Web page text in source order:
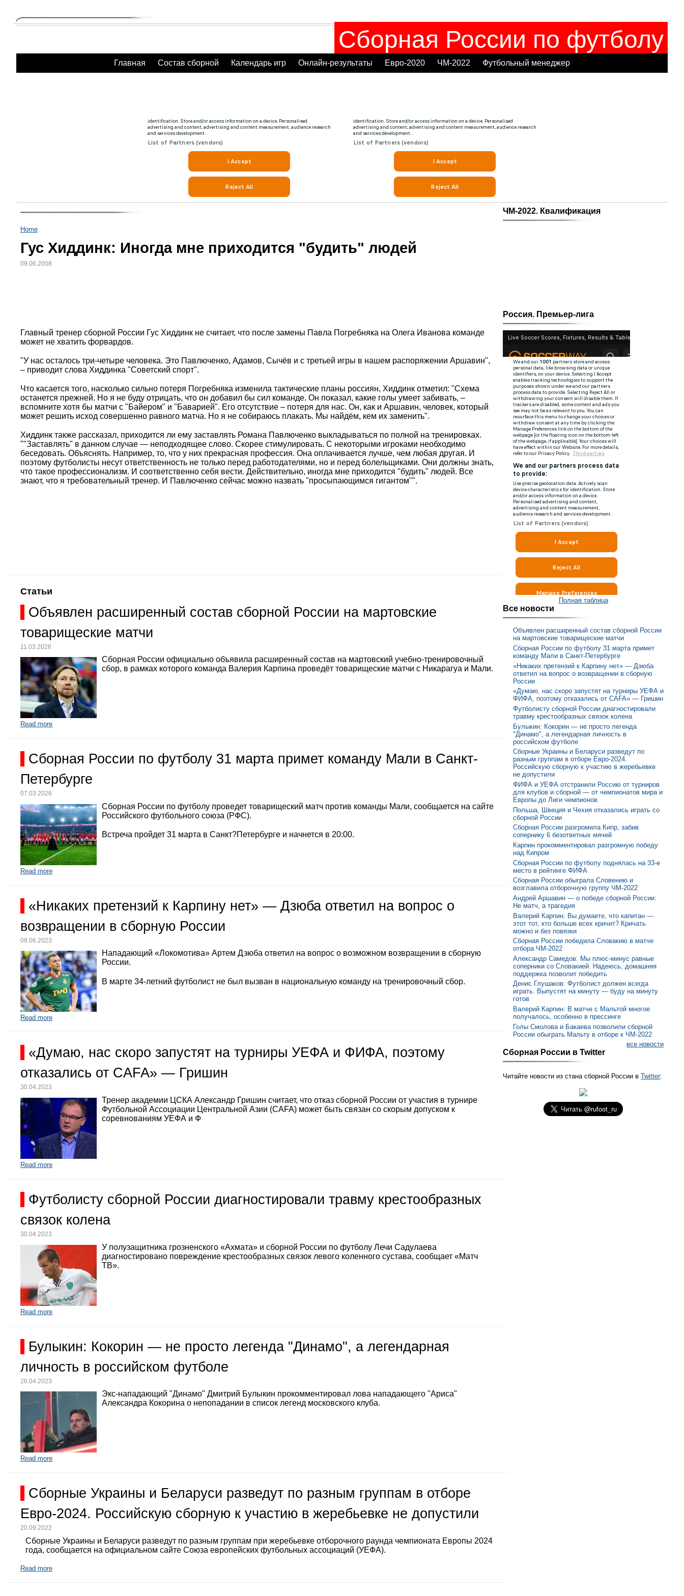
Сборная России по футболу
Главная Состав сборной Календарь игр Онлайн-результаты Евро-2020 ЧМ-2022 Футбольный менеджер
Home
Гус Хиддинк: Иногда мне приходится "будить" людей
09.06.2008
Главный тренер сборной России Гус Хиддинк не считает, что после замены Павла Погребняка на Олега Иванова команде
может не хватить форвардов.
"У нас осталось три-четыре человека. Это Павлюченко, Адамов, Сычёв и с третьей игры в нашем распоряжении Аршавин",
– приводит слова Хиддинка "Советский спорт".
Что касается того, насколько сильно потеря Погребняка изменила тактические планы россиян, Хиддинк отметил: "Схема
останется прежней. Но я не буду отрицать, что он добавил бы сил команде. Он показал, какие голы умеет забивать, –
вспомните хотя бы матчи с "Байером" и "Баварией". Его отсутствие – потеря для нас. Он, как и Аршавин, человек, который
может решить исход совершенно равного матча. Но я не собираюсь плакать. Мы найдём, кем их заменить".
Хиддинк также рассказал, приходится ли ему заставлять Романа Павлюченко выкладываться по полной на тренировках.
""Заставлять" в данном случае — неподходящее слово. Скорее стимулировать. С некоторыми игроками необходимо
беседовать. Объяснять. Например, то, что у них прекрасная профессия. Она оплачивается лучше, чем любая другая. И
поэтому футболисты несут ответственность не только перед работодателями, но и перед болельщиками. Они должны знать,
что такое профессионализм. И соответственно себя вести. Действительно, иногда мне приходится "будить" людей. Все
знают, что я требовательный тренер. И Павлюченко сейчас можно назвать "просыпающимся гигантом"".
Статьи
Объявлен расширенный состав сборной России на мартовские
товарищеские матчи
11.03.2026
Сборная России официально объявила расширенный состав на мартовский учебно-тренировочный
сбор, в рамках которого команда Валерия Карпина проведёт товарищеские матчи с Никарагуа и Мали.
Read more
Сборная России по футболу 31 марта примет команду Мали в Санкт-
Петербурге
07.03.2026
Сборная России по футболу проведет товарищеский матч против команды Мали, сообщается на сайте
Российского футбольного союза (РФС).
Встреча пройдет 31 марта в Санкт?Петербурге и начнется в 20:00.
Read more
«Никаких претензий к Карпину нет» — Дзюба ответил на вопрос о
возвращении в сборную России
08.06.2023
Нападающий «Локомотива» Артем Дзюба ответил на вопрос о возможном возвращении в сборную
России.
В марте 34-летний футболист не был вызван в национальную команду на тренировочный сбор.
Read more
«Думаю, нас скоро запустят на турниры УЕФА и ФИФА, поэтому
отказались от CAFA» — Гришин
30.04.2023
Тренер академии ЦСКА Александр Гришин считает, что отказ сборной России от участия в турнире
Футбольной Ассоциации Центральной Азии (CAFA) может быть связан со скорым допуском к
соревнованиям УЕФА и Ф
Read more
Футболисту сборной России диагностировали травму крестообразных
связок колена
30.04.2023
У полузащитника грозненского «Ахмата» и сборной России по футболу Лечи Садулаева
диагностировано повреждение крестообразных связок левого коленного сустава, сообщает «Матч
ТВ».
Read more
Булыкин: Кокорин — не просто легенда "Динамо", а легендарная
личность в российском футболе
26.04.2023
Экс-нападающий "Динамо" Дмитрий Булыкин прокомментировал лова нападающего "Ариса"
Александра Кокорина о непопадании в список легенд московского клуба.
Read more
Сборные Украины и Беларуси разведут по разным группам в отборе
Евро-2024. Российскую сборную к участию в жеребьевке не допустили
20.09.2022
Сборные Украины и Беларуси разведут по разным группам при жеребьевке отборочного раунда чемпионата Европы 2024
года, сообщается на официальном сайте Союза европейских футбольных ассоциаций (УЕФА).
Read more
ЧМ-2022. Квалификация
Россия. Премьер-лига
Полная таблица
Все новости
Объявлен расширенный состав сборной России
на мартовские товарищеские матчи
Сборная России по футболу 31 марта примет
команду Мали в Санкт-Петербурге
«Никаких претензий к Карпину нет» — Дзюба
ответил на вопрос о возвращении в сборную
России
«Думаю, нас скоро запустят на турниры УЕФА и
ФИФА, поэтому отказались от CAFA» — Гришин
Футболисту сборной России диагностировали
травму крестообразных связок колена
Булыкин: Кокорин — не просто легенда
"Динамо", а легендарная личность в
российском футболе
Сборные Украины и Беларуси разведут по
разным группам в отборе Евро-2024.
Российскую сборную к участию в жеребьевке
не допустили
ФИФА и УЕФА отстранили Россию от турниров
для клубов и сборной — от чемпионатов мира и
Европы до Лиги чемпионов
Польша, Швеция и Чехия отказались играть со
сборной России
Сборная России разгромила Кипр, забив
сопернику 6 безответных мячей
Карпин прокомментировал разгромную победу
над Кипром
Сборная России по футболу поднялась на 33-е
место в рейтинге ФИФА
Сборная России обыграла Словению и
возглавила отборочную группу ЧМ-2022
Андрей Аршавин — о победе сборной России:
Не матч, а трагедия
Валерий Карпин: Вы думаете, что капитан —
этот тот, кто больше всех кричит? Кричать
можно и без повязки
Сборная России победила Словакию в матче
отбора ЧМ-2022
Александр Самедов: Мы плюс-минус равные
соперники со Словакией. Надеюсь, домашняя
поддержка позволит победить
Денис Глушаков: Футболист должен всегда
играть. Выпустят на минуту — буду на минуту
готов
Валерий Карпин: В матче с Мальтой многое
получалось, особенно в прессинге
Голы Смолова и Бакаева позволили сборной
России обыграть Мальту в отборе к ЧМ-2022
все новости
Сборная России в Twitter
Читайте новости из стана сборной России в Twitter: